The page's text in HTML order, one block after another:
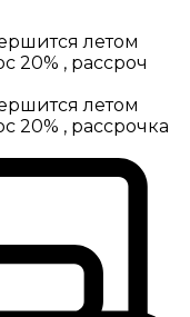
летом
20% , рассроч
летом
20% , рассрочка